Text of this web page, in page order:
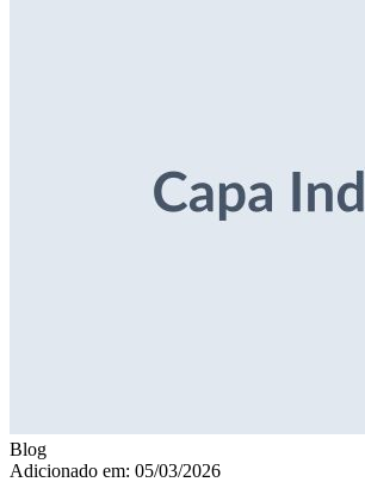
Blog
Adicionado em: 05/03/2026